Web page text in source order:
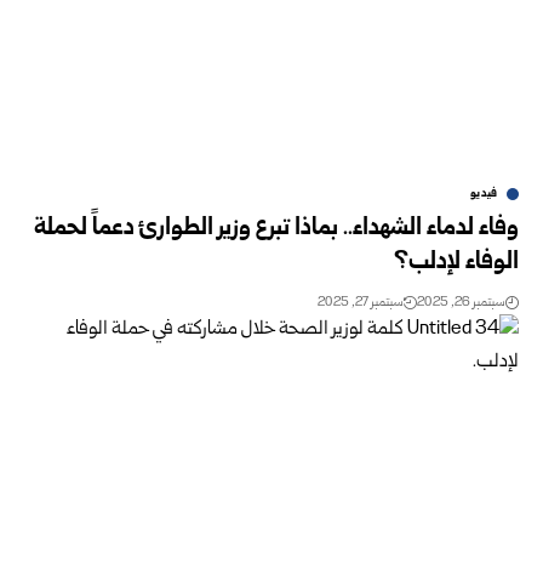
فيديو
وفاء لدماء الشهداء.. بماذا تبرع وزير الطوارئ دعماً لحملة
الوفاء لإدلب؟
سبتمبر 26, 2025 سبتمبر 27, 2025